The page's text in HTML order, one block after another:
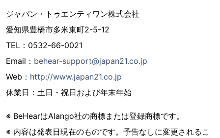
ジャパン・トゥエンティワン株式会社
愛知県豊橋市多米東町2-5-12
TEL：0532-66-0021
Email： behear-support@japan21.co.jp
Web： http://www.japan21.co.jp
休業日：土日・祝日および年末年始
※ BeHearはAlango社の商標または登録商標です。
※ 内容は発表日現在のものです。予告なしに変更されるこ